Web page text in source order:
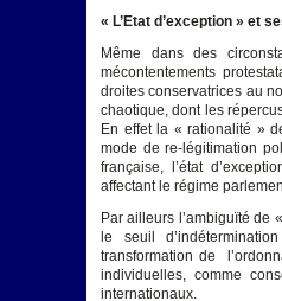
« L’Etat d’exception » et
Même dans des
mécontentements
droites conservatrices au
chaotique, dont les
En effet la « rationalité »
mode de re-légitimation
française, l’état
affectant le régime
Par ailleurs l’ambiguïté de
le seuil
transformation de
individuelles, comme
internationaux.